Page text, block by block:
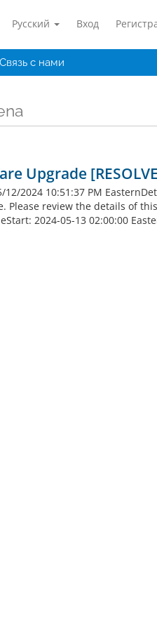
Русский Вход
Связь с нами
Upgrade
2024 10:51:37 PM
Please review the details of
2024-05-13 02:00:00